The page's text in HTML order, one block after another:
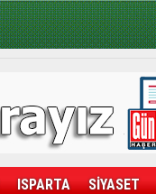
ISPARTA SİYASET